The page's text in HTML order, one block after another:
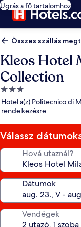
Ugrás a fő tartalomhoz
Összes szállás
Kleos Hotel
Collection
3.0
csillagos
szálláshely
Hotel a(z) Politecnico di
rendelkezésre
Válassz
Hová utaznál?
Dátumok
Vendégek